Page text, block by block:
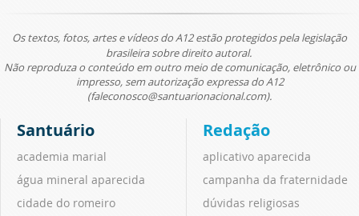
Os textos, fotos, artes e vídeos do A12 estão protegidos pela legislação
brasileira sobre direito autoral.
Não reproduza o conteúdo em outro meio de comunicação, eletrônico ou
impresso, sem autorização expressa do A12
(faleconosco@santuarionacional.com).
Santuário
academia marial
água mineral aparecida
cidade do romeiro
Redação
aplicativo aparecida
campanha da fraternidade
dúvidas religiosas